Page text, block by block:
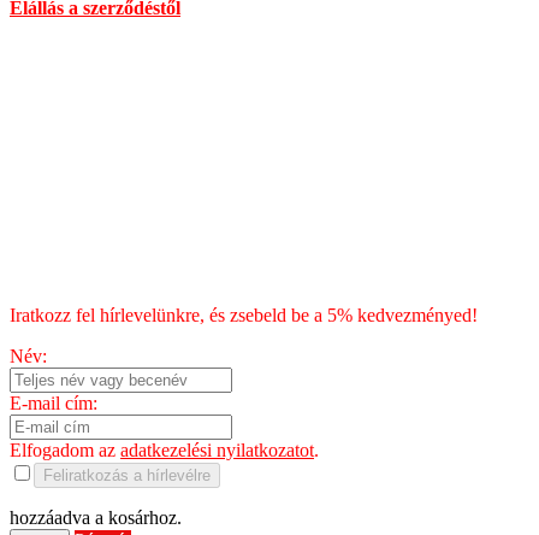
Elállás a szerződéstől
Iratkozz fel hírlevelünkre, és zsebeld be a 5% kedvezményed!
Név:
E-mail cím:
Elfogadom az adatkezelési nyilatkozatot.
Feliratkozás a hírlevélre
hozzáadva a kosárhoz.